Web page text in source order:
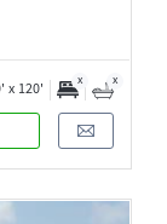
x 120' x x